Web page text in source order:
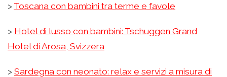
> Toscana con bambini tra terme e favole
> Hotel di lusso con bambini: Tschuggen Grand
Hotel di Arosa, Svizzera
> Sardegna con neonato: relax e servizi a misura di